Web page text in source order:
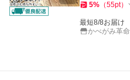
5% （55pt）
最短8/8お届け
かべがみ革命